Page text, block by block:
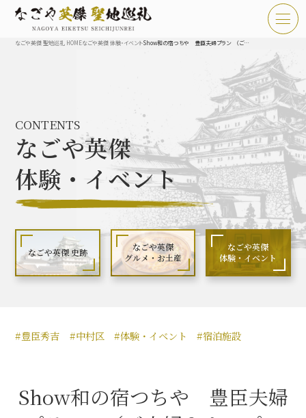
なごや英傑 聖地巡礼とは
なごや英傑 史跡 一覧
なごや英傑 グルメ・土産 一覧
なごや英傑 体験・イベント
秀長関連 史跡 一覧
名古屋＜秀長＞観光モデルコース
なごや英傑 聖地巡礼 HOMEなごや英傑 体験・イベント Show和の宿つちや 豊臣夫婦プラン （ご夫婦＆カップル限定）
CONTENTS
なごや英傑
体験・イベント
なごや英傑 史跡
なごや英傑
グルメ・お土産
なごや英傑
体験・イベント
#豊臣秀吉 #中村区 #体験・イベント #宿泊施設
Show和の宿つちや 豊臣夫婦